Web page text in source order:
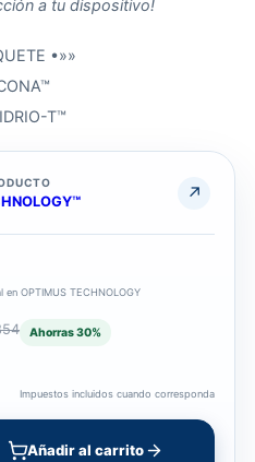
a tu dispositivo!
•»»
T™
↗
OPTIMUS TECHNOLOGY
Ahorras30%
Impuestos incluidos cuando corresponda
Añadir al carrito